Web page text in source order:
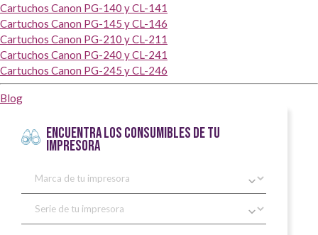
Cartuchos Canon PG-140 y CL-141
Cartuchos Canon PG-145 y CL-146
Cartuchos Canon PG-210 y CL-211
Cartuchos Canon PG-240 y CL-241
Cartuchos Canon PG-245 y CL-246
Blog
ENCUENTRA LOS CONSUMIBLES DE TU
IMPRESORA